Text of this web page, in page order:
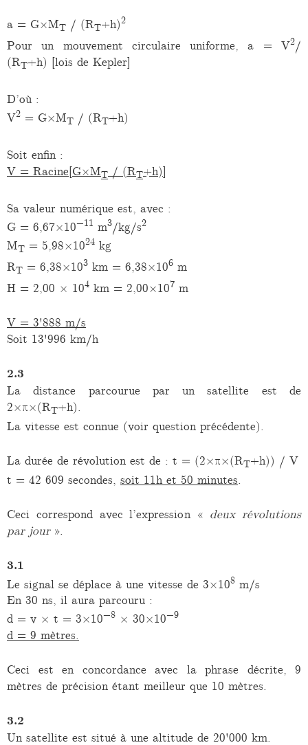
a = G×MT / (RT+h)2
Pour un mouvement circulaire uniforme, a = V2/
(RT+h) [lois de Kepler]
D’où :
V2 = G×MT / (RT+h)
Soit enfin :
V = Racine[G×MT / (RT+h)]
Sa valeur numérique est, avec :
G = 6,67×10−11 m3/kg/s2
MT = 5,98×1024 kg
RT = 6,38×103 km = 6,38×106 m
H = 2,00 × 104 km = 2,00×107 m
V = 3'888 m/s
Soit 13'996 km/h
2.3
La distance parcourue par un satellite est de
2×π×(RT+h).
La vitesse est connue (voir question précédente).
La durée de révolution est de : t = (2×π×(RT+h)) / V
t = 42 609 secondes, soit 11h et 50 minutes.
Ceci correspond avec l’expression « deux révolutions
par jour».
3.1
Le signal se déplace à une vitesse de 3×108 m/s
En 30 ns, il aura parcouru :
d = v × t = 3×10−8 × 30×10−9
d = 9 mètres.
Ceci est en concordance avec la phrase décrite, 9
mètres de précision étant meilleur que 10 mètres.
3.2
Un satellite est situé à une altitude de 20'000 km.